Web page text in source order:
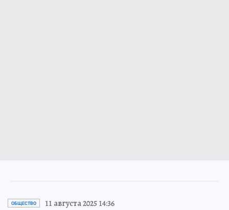
ОБЩЕСТВО 11 августа 2025 14:36